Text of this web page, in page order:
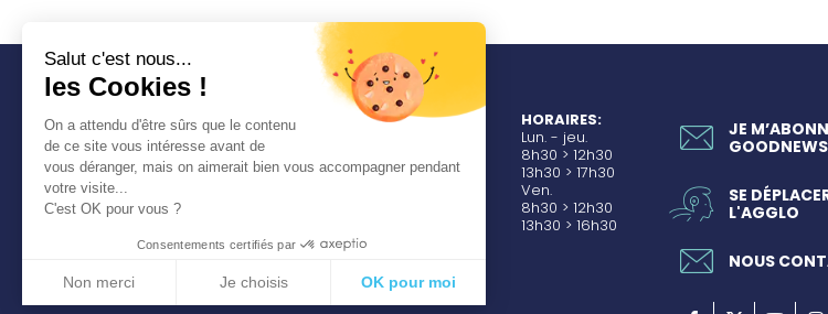
Salut c'est nous...
les Cookies !
On a attendu d'être sûrs que le contenu
de ce site vous intéresse avant de
vous déranger, mais on aimerait bien vous accompagner pendant
votre visite...
C'est OK pour vous ?
Consentements certifiés par
Non merci Je choisis OK pour moi
COMMUNAUTÉ
SEINE-EURE
Tél. : 02 32 50 85 50
HORAIRES:
Lun. - jeu.
8h30 > 12h30
13h30 > 17h30
Ven.
8h30 > 12h30
13h30 > 16h30
JE
SE
L'AGGLO
NOUS